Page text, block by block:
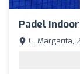
Padel
C. Margarita,